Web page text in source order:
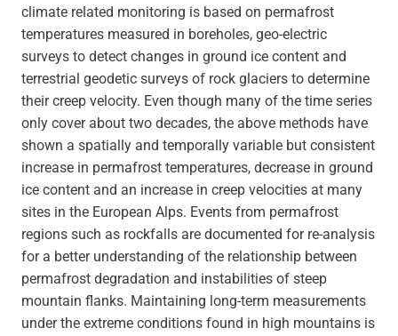
climate related monitoring is based on permafrost
temperatures measured in boreholes, geo-electric
surveys to detect changes in ground ice content and
terrestrial geodetic surveys of rock glaciers to determine
their creep velocity. Even though many of the time series
only cover about two decades, the above methods have
shown a spatially and temporally variable but consistent
increase in permafrost temperatures, decrease in ground
ice content and an increase in creep velocities at many
sites in the European Alps. Events from permafrost
regions such as rockfalls are documented for re-analysis
for a better understanding of the relationship between
permafrost degradation and instabilities of steep
mountain flanks. Maintaining long-term measurements
under the extreme conditions found in high mountains is